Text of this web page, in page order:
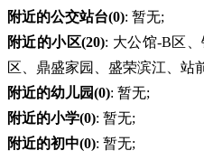
附近的公交站台(0): 暂无;
附近的小区(20): 大公馆-B区
区、鼎盛家园、盛荣滨江、站
附近的幼儿园(0): 暂无;
附近的小学(0): 暂无;
附近的初中(0): 暂无;